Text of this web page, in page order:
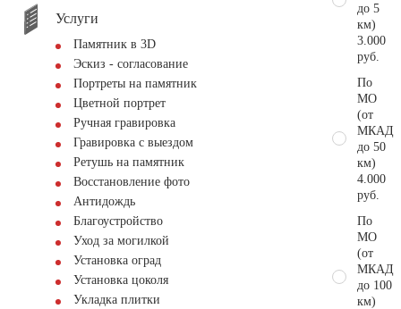
Услуги
Памятник в 3D
Эскиз - согласование
Портреты на памятник
Цветной портрет
Ручная гравировка
Гравировка с выездом
Ретушь на памятник
Восстановление фото
Антидождь
Благоустройство
Уход за могилкой
Установка оград
Установка цоколя
Укладка плитки
до 5
км)
3.000
руб.
По
МО
(от
МКАД
до 50
км)
4.000
руб.
По
МО
(от
МКАД
до 100
км)